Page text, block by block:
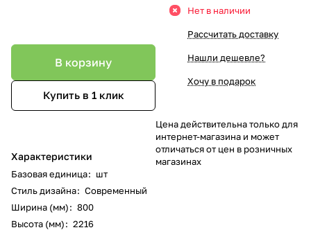
В корзину
Купить в 1 клик
Характеристики
Базовая единица: шт
Стиль дизайна: Современный
Ширина (мм): 800
Высота (мм): 2216
Нет в наличии
Рассчитать доставку
Нашли дешевле?
Хочу в подарок
Цена действительна только для
интернет-магазина и может
отличаться от цен в розничных
магазинах